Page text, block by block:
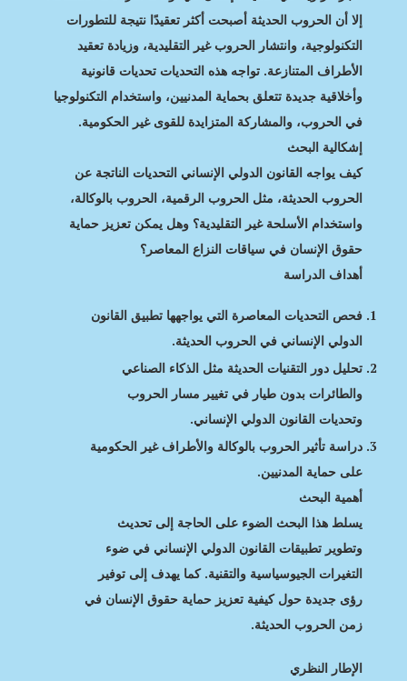
إلا أن الحروب الحديثة أصبحت أكثر تعقيدًا نتيجة للتطورات
التكنولوجية، وانتشار الحروب غير التقليدية، وزيادة تعقيد
الأطراف المتنازعة. تواجه هذه التحديات تحديات قانونية
وأخلاقية جديدة تتعلق بحماية المدنيين، واستخدام التكنولوجيا
في الحروب، والمشاركة المتزايدة للقوى غير الحكومية.
إشكالية البحث
كيف يواجه القانون الدولي الإنساني التحديات الناتجة عن
الحروب الحديثة، مثل الحروب الرقمية، الحروب بالوكالة،
واستخدام الأسلحة غير التقليدية؟ وهل يمكن تعزيز حماية
حقوق الإنسان في سياقات النزاع المعاصر؟
أهداف الدراسة
فحص التحديات المعاصرة التي يواجهها تطبيق القانون
الدولي الإنساني في الحروب الحديثة.
تحليل دور التقنيات الحديثة مثل الذكاء الصناعي
والطائرات بدون طيار في تغيير مسار الحروب
وتحديات القانون الدولي الإنساني.
دراسة تأثير الحروب بالوكالة والأطراف غير الحكومية
على حماية المدنيين.
أهمية البحث
يسلط هذا البحث الضوء على الحاجة إلى تحديث
وتطوير تطبيقات القانون الدولي الإنساني في ضوء
التغيرات الجيوسياسية والتقنية. كما يهدف إلى توفير
رؤى جديدة حول كيفية تعزيز حماية حقوق الإنسان في
زمن الحروب الحديثة.
الإطار النظري